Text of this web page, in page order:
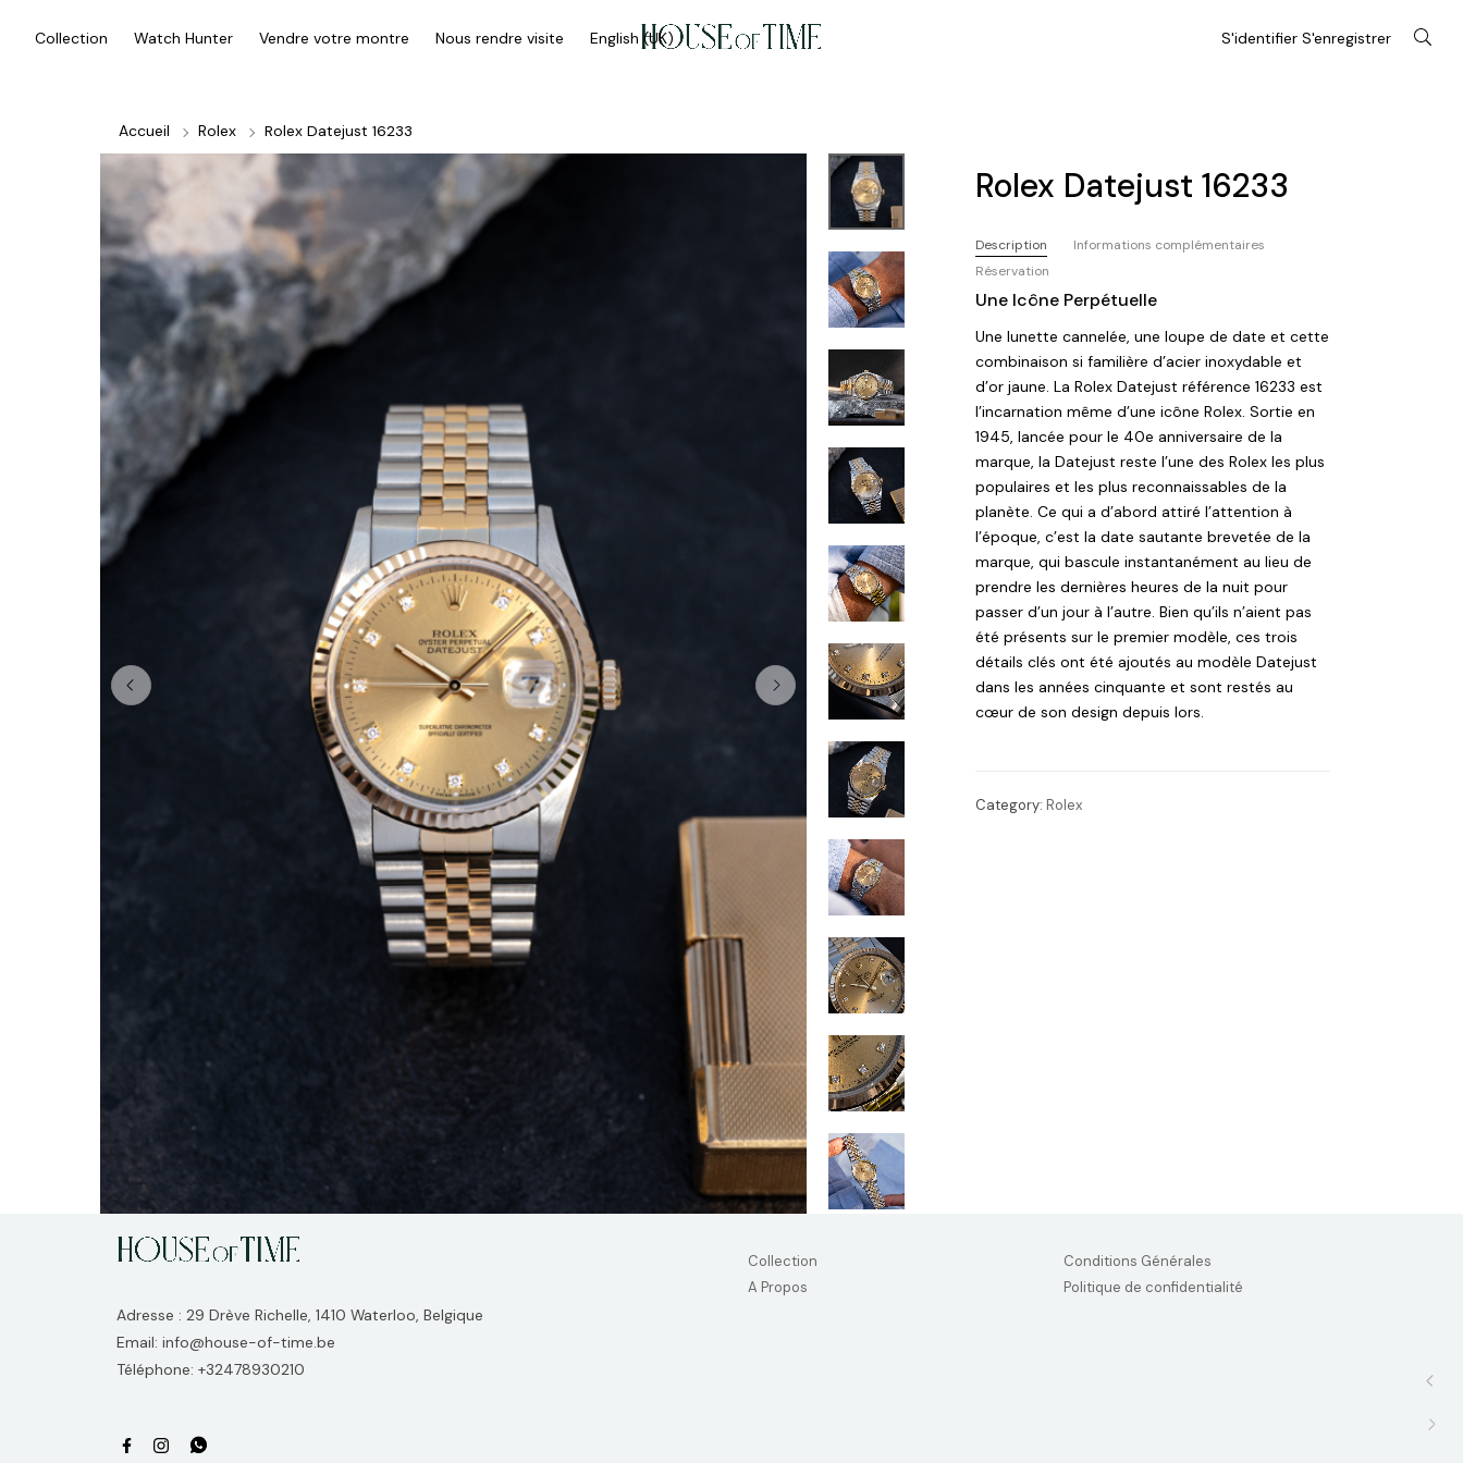
S'identifier S'enregistrer
Collection Watch Hunter Vendre votre montre Nous rendre visite English (UK)
Accueil Rolex Rolex Datejust 16233
Rolex Datejust 16233
Description
Informations complémentaires
Réservation
Une Icône Perpétuelle
Une lunette cannelée, une loupe de date et cette
combinaison si familière d’acier inoxydable et
d’or jaune. La Rolex Datejust référence 16233 est
l’incarnation même d’une icône Rolex. Sortie en
1945, lancée pour le 40e anniversaire de la
marque, la Datejust reste l’une des Rolex les plus
populaires et les plus reconnaissables de la
planète. Ce qui a d’abord attiré l’attention à
l’époque, c’est la date sautante brevetée de la
marque, qui bascule instantanément au lieu de
prendre les dernières heures de la nuit pour
passer d’un jour à l’autre. Bien qu’ils n’aient pas
été présents sur le premier modèle, ces trois
détails clés ont été ajoutés au modèle Datejust
dans les années cinquante et sont restés au
cœur de son design depuis lors.
Category: Rolex
Adresse : 29 Drève Richelle, 1410 Waterloo, Belgique
Email: info@house-of-time.be
Téléphone: +32478930210
Collection
A Propos
Conditions Générales
Politique de confidentialité